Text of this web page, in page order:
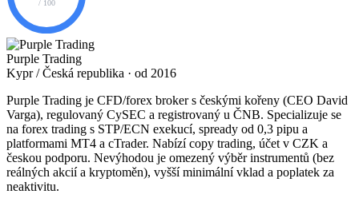
/ 100
Purple Trading
Kypr / Česká republika · od 2016
Purple Trading je CFD/forex broker s českými kořeny (CEO David
Varga), regulovaný CySEC a registrovaný u ČNB. Specializuje se
na forex trading s STP/ECN exekucí, spready od 0,3 pipu a
platformami MT4 a cTrader. Nabízí copy trading, účet v CZK a
českou podporu. Nevýhodou je omezený výběr instrumentů (bez
reálných akcií a kryptoměn), vyšší minimální vklad a poplatek za
neaktivitu.